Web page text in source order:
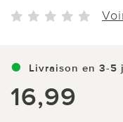
Livraison en 3-5
16,99